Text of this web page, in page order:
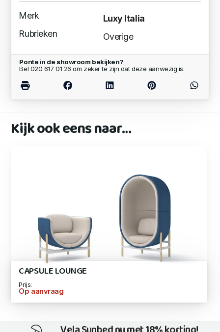
Merk
Luxy Italia
Rubrieken
Overige
Ponte in de showroom bekijken?
Bel 020 617 01 26 om zeker te zijn dat deze aanwezig is.
Kijk ook eens naar…
CAPSULE LOUNGE
Prijs:
Op aanvraag